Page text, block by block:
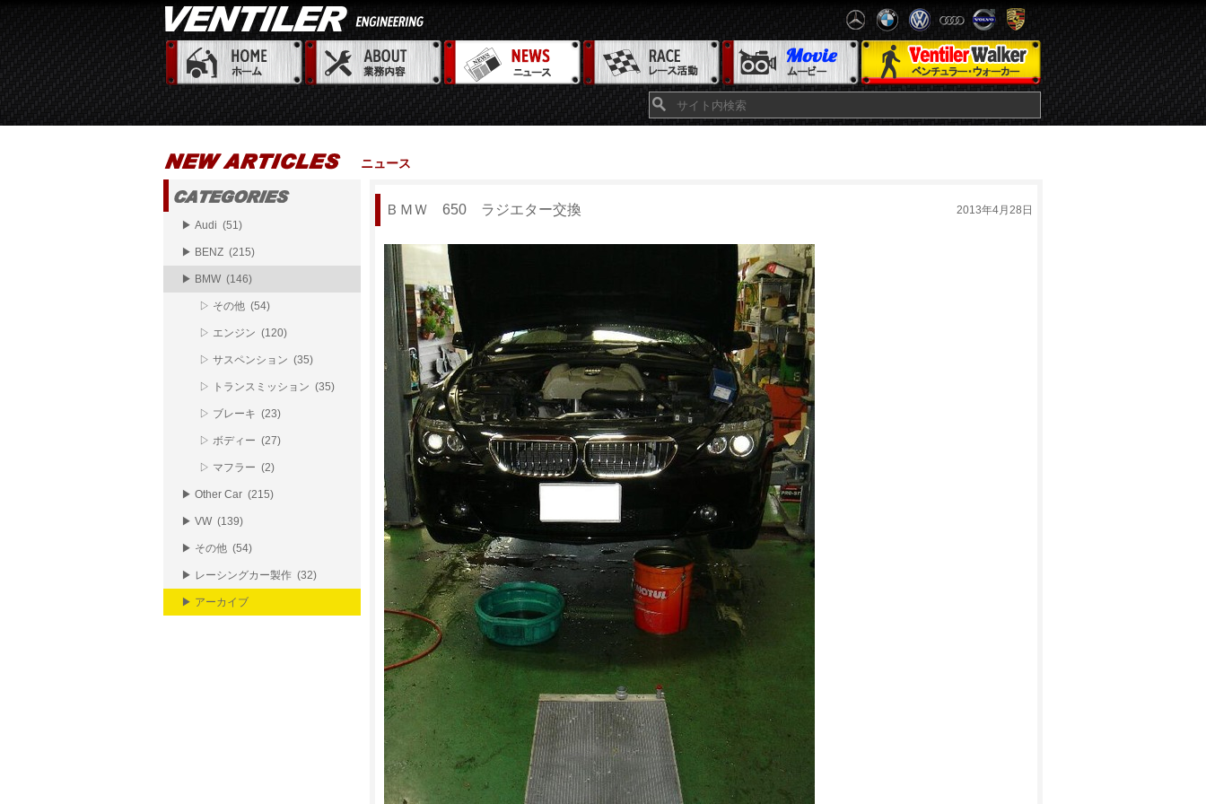
ニュース
ＢＭＷ 650 ラジエター交換
2013年4月28日
▶ Audi (51)
▶ BENZ (215)
▶ BMW (146)
▷ その他 (54)
▷ エンジン (120)
▷ サスペンション (35)
▷ トランスミッション (35)
▷ ブレーキ (23)
▷ ボディー (27)
▷ マフラー (2)
▶ Other Car (215)
▶ VW (139)
▶ その他 (54)
▶ レーシングカー製作 (32)
▶ アーカイブ